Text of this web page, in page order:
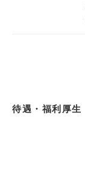
待遇・福利厚生